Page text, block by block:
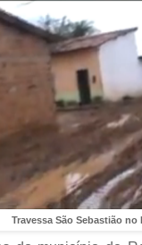
Travessa São Sebastião no